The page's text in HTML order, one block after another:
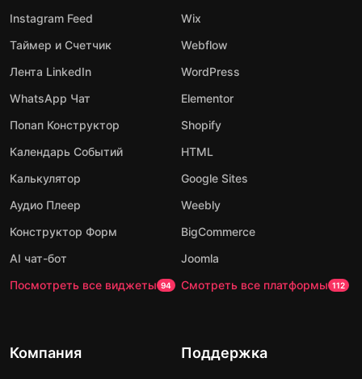
Instagram Feed
Таймер и Счетчик
Лента LinkedIn
WhatsApp Чат
Попап Конструктор
Календарь Событий
Калькулятор
Аудио Плеер
Конструктор Форм
AI чат-бот
Посмотреть все виджеты 94
Wix
Webflow
WordPress
Elementor
Shopify
HTML
Google Sites
Weebly
BigCommerce
Joomla
Смотреть все платформы 112
Компания Поддержка